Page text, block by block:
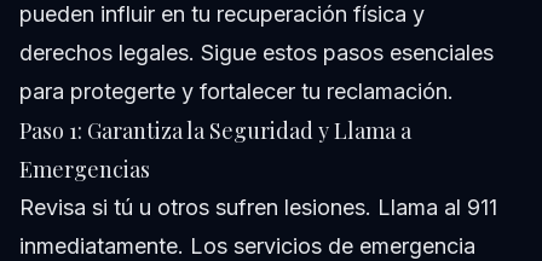
pueden influir en tu recuperación física y
derechos legales. Sigue estos pasos esenciales
para protegerte y fortalecer tu reclamación.
Paso 1: Garantiza la Seguridad y Llama a
Emergencias
Revisa si tú u otros sufren lesiones. Llama al 911
inmediatamente. Los servicios de emergencia